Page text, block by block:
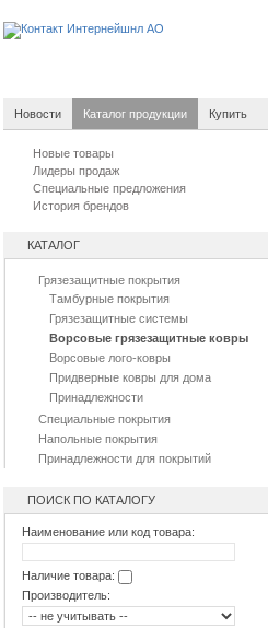
Новости Каталог продукции Купить
Новые товары
Лидеры продаж
Специальные предложения
История брендов
КАТАЛОГ
Грязезащитные покрытия
Тамбурные покрытия
Грязезащитные системы
Ворсовые грязезащитные ковры
Ворсовые лого-ковры
Придверные ковры для дома
Принадлежности
Специальные покрытия
Напольные покрытия
Принадлежности для покрытий
ПОИСК ПО КАТАЛОГУ
Наименование или код товара:
Наличие товара:
Производитель: